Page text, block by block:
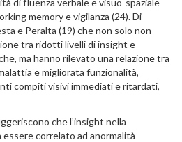
di fluenza verbale e visuo-spaziale
memory e vigilanza (24). Di
e Peralta (19) che non solo non
tra ridotti livelli di insight e
ma hanno rilevato una relazione tra
e migliorata funzionalità,
compiti visivi immediati e ritardati,
che l’insight nella
correlato ad anormalità